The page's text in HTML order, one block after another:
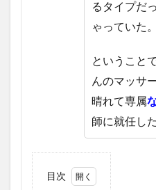
るタイプだ
ゃっていた。
ということ
んのマッサ
晴れて専属
師に就任した
目次